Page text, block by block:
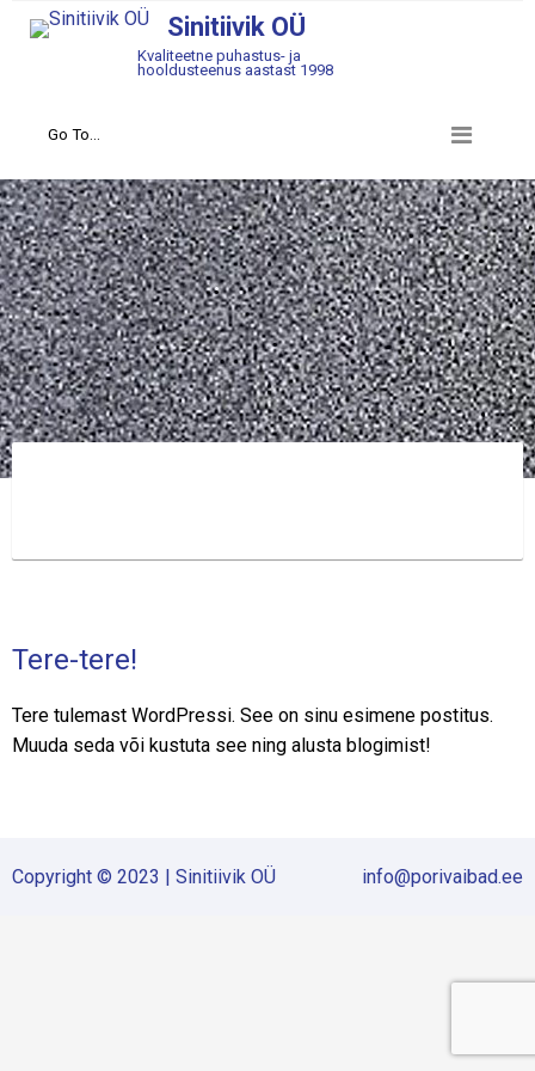
Sinitiivik OÜ
Kvaliteetne puhastus- ja
hooldusteenus aastast 1998
Tere-tere!
Tere tulemast WordPressi. See on sinu esimene postitus.
Muuda seda või kustuta see ning alusta blogimist!
info@porivaibad.ee
Copyright © 2023 | Sinitiivik OÜ